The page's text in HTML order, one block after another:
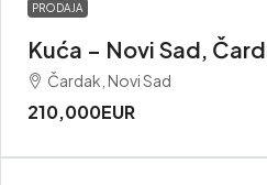
PRODAJA
Kuća – Novi Sad,
Čardak, Novi Sad
210,000EUR